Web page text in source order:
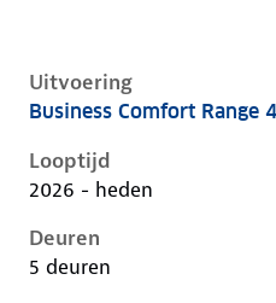
Uitvoering
Citroen C3 iv, 44 kwh, 83
Business Comfort Range
Looptijd
2026 - heden
Deuren
5 deuren